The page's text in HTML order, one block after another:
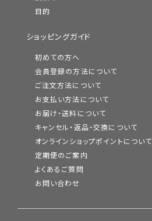
目的
ショッピングガイド
初めての方へ
会員登録の方法について
ご注文方法について
お支払い方法について
お届け・送料について
キャンセル・返品・交換について
オンラインショップポイントについて
定期便のご案内
よくあるご質問
お問い合わせ